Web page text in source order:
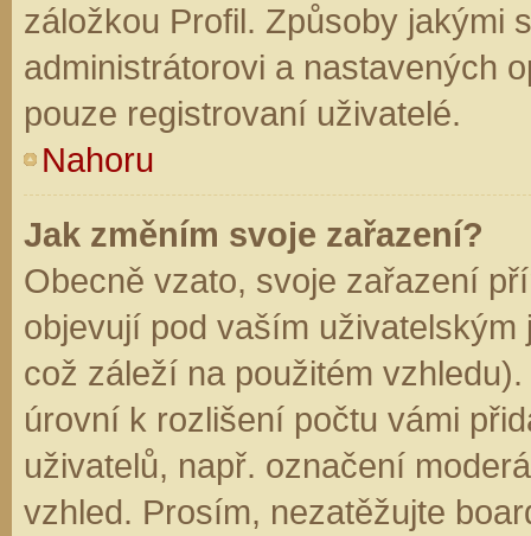
záložkou Profil. Způsoby jakými
administrátorovi a nastavených
pouze registrovaní uživatelé.
Nahoru
Jak změním svoje zařazení?
Obecně vzato, svoje zařazení
objevují pod vaším
což záleží na použitém
úrovní k rozlišení počtu vámi
uživatelů, např. označení
vzhled. Prosím, nezatěžujte